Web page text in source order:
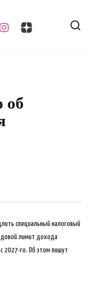
об
специальный налоговый
лимит дохода
2027-го. Об этом пишут